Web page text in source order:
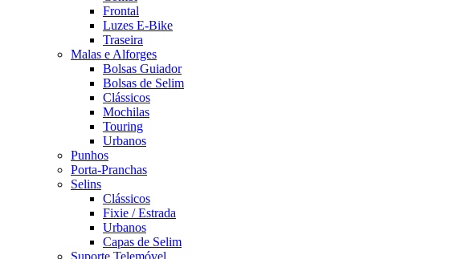
Frontal
Luzes E-Bike
Traseira
Malas e Alforges
Bolsas Guiador
Bolsas de Selim
Clássicos
Mochilas
Touring
Urbanos
Punhos
Porta-Pranchas
Selins
Clássicos
Fixie / Estrada
Urbanos
Capas de Selim
Suporte Telemóvel